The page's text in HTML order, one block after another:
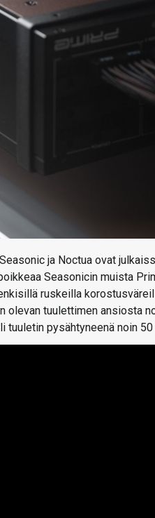
ja Noctua ovat
Seasonicin muista
ruskeilla
olevan tuulettimen ansiosta
pysähtyneenä noin